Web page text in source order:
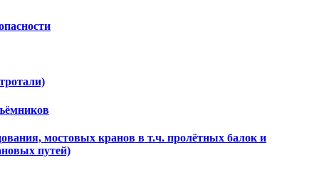
мостовых кранов в т.ч. пролётных балок и
путей)